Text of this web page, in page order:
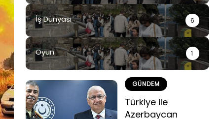
İş Dünyası 6
Oyun 1
GÜNDEM
Türkiye ile
Azerbaycan